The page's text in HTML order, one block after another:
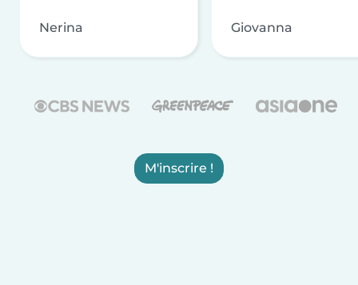
Nerina Giovanna
M'inscrire !